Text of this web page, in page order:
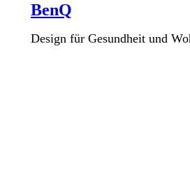
BenQ
Design für Gesundheit und